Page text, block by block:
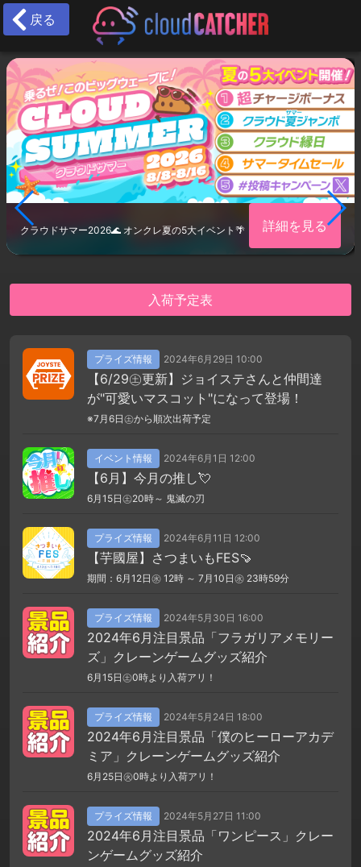
戻る
クラウドサマー2026🌊 オンクレ夏の5大イベント🌴 詳細を見る
入荷予定表
プライズ情報 2024年6月29日 10:00
【6/29㊏更新】ジョイステさんと仲間達
が"可愛いマスコット"になって登場！
※7月6日㊏から順次出荷予定
イベント情報 2024年6月1日 12:00
【6月】今月の推し💘
6月15日㊏20時～ 鬼滅の刃
プライズ情報 2024年6月11日 12:00
【芋國屋】さつまいもFES🍠
期間：6月12日㊌ 12時 ～ 7月10日㊌ 23時59分
プライズ情報 2024年5月30日 16:00
2024年6月注目景品「フラガリアメモリー
ズ」クレーンゲームグッズ紹介
6月15日㊏0時より入荷アリ！
プライズ情報 2024年5月24日 18:00
2024年6月注目景品「僕のヒーローアカデ
ミア」クレーンゲームグッズ紹介
6月25日㊋0時より入荷アリ！
プライズ情報 2024年5月27日 11:00
2024年6月注目景品「ワンピース」クレー
ンゲームグッズ紹介